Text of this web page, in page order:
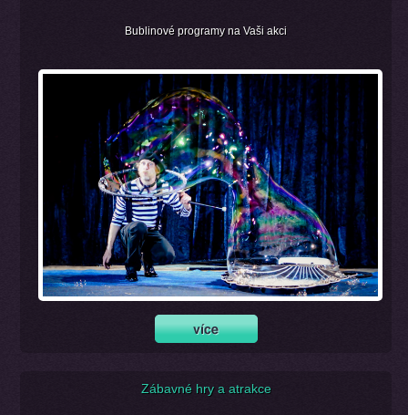
Bublinové programy na Vaši akci
Zábavné hry a atrakce